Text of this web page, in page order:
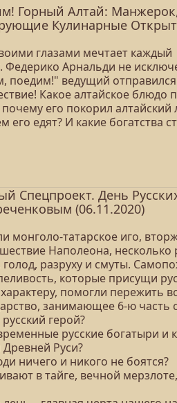
Горный Алтай:
Кулинарные
глазами мечтает каждый
Федерико Арнальди не
поедим!" ведущий
Какое алтайское блюдо
его покорил алтайский
едят? И какие богатства
Спецпроект. День
(06.11.2020)
монголо-татарское иго,
Наполеона,
разруху и смуты.
которые присущи
помогли пережить
занимающее 6-ю часть
герой?
русские богатыри и
Руси?
ничего и никого не боятся?
в тайге, вечной